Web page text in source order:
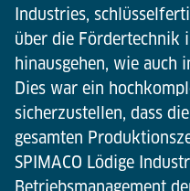
Industries,
über die Fördertechnik
hinausgehen, wie auch
Dies war ein
sicherzustellen, dass
gesamten
SPIMACO Lödige
Betriebsmanagement